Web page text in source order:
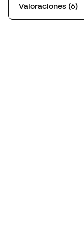
Valoraciones (6)